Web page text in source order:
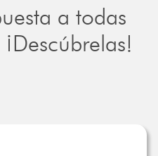
a todas